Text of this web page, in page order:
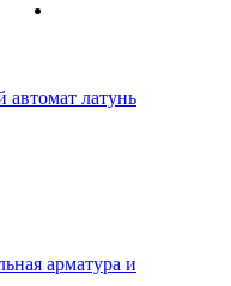
латунь
арматура и